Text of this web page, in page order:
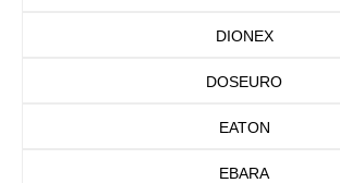
DIONEX
DOSEURO
EATON
EBARA